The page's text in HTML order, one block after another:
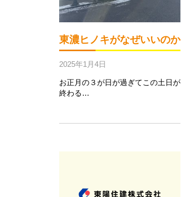
東濃ヒノキがなぜいいのか
2025年1月4日
お正月の３が日が過ぎてこの土日が
終わる…